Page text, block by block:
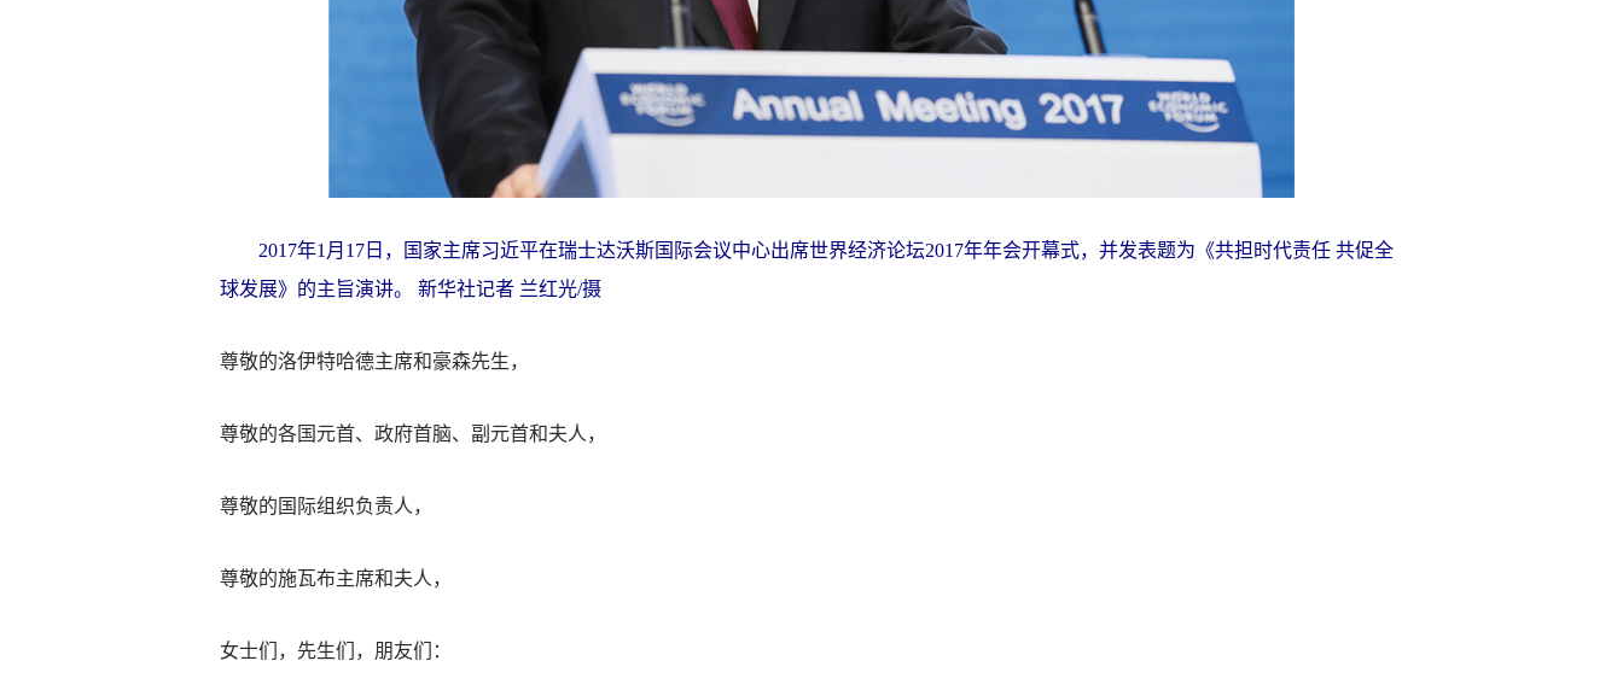
2017年1月17日，国家主席习近平在瑞士达沃斯国际会议中心出席世界经济论坛2017年年会开幕式，并发表题为《共担时代责任 共促全
球发展》的主旨演讲。 新华社记者 兰红光/摄
尊敬的洛伊特哈德主席和豪森先生，
尊敬的各国元首、政府首脑、副元首和夫人，
尊敬的国际组织负责人，
尊敬的施瓦布主席和夫人，
女士们，先生们，朋友们：